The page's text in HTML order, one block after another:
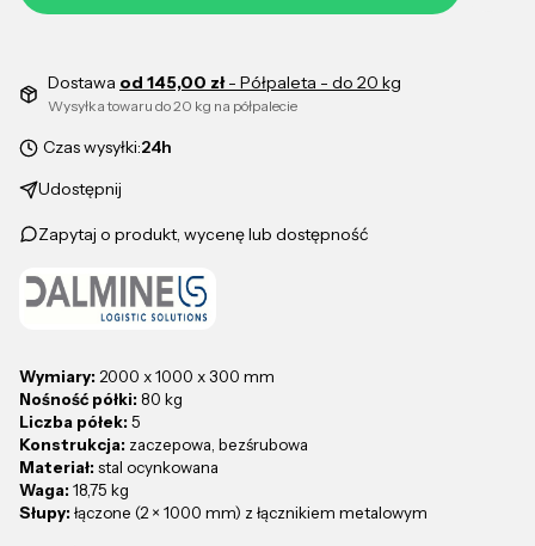
Dostawa od 145,00 zł- Półpaleta - do 20 kg
Wysyłka towaru do 20 kg na półpalecie
Czas wysyłki:24h
Udostępnij
Zapytaj o produkt, wycenę lub dostępność
Wymiary: 2000 x 1000 x 300 mm
Nośność półki: 80 kg
Liczba półek: 5
Konstrukcja: zaczepowa, bezśrubowa
Materiał: stal ocynkowana
Waga: 18,75 kg
Słupy: łączone (2 × 1000 mm) z łącznikiem metalowym